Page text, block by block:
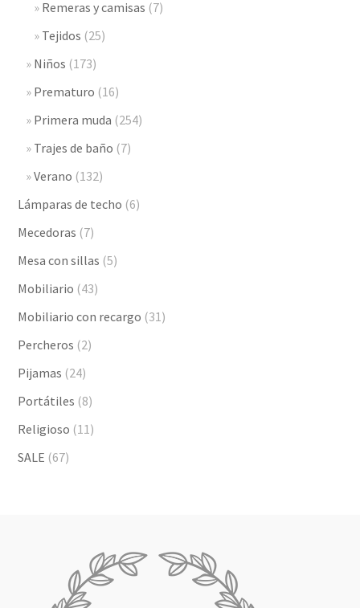
Remeras y camisas (7)
Tejidos (25)
Niños (173)
Prematuro (16)
Primera muda (254)
Trajes de baño (7)
Verano (132)
Lámparas de techo (6)
Mecedoras (7)
Mesa con sillas (5)
Mobiliario (43)
Mobiliario con recargo (31)
Percheros (2)
Pijamas (24)
Portátiles (8)
Religioso (11)
SALE (67)